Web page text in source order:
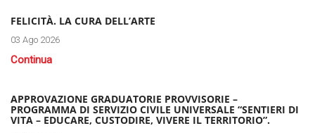
FELICITÀ. LA CURA DELL’ARTE
03 Ago 2026
Continua
APPROVAZIONE GRADUATORIE PROVVISORIE –
PROGRAMMA DI SERVIZIO CIVILE UNIVERSALE “SENTIERI DI
VITA – EDUCARE, CUSTODIRE, VIVERE IL TERRITORIO”.